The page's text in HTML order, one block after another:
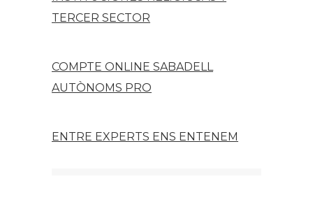
TERCER SECTOR
COMPTE ONLINE SABADELL
AUTÒNOMS PRO
ENTRE EXPERTS ENS ENTENEM